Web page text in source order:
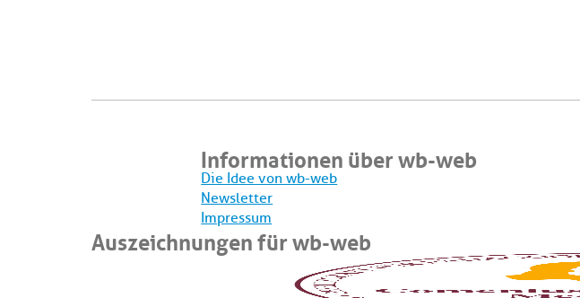
Informationen über wb-web
Die Idee von wb-web
Newsletter
Impressum
Auszeichnungen für wb-web